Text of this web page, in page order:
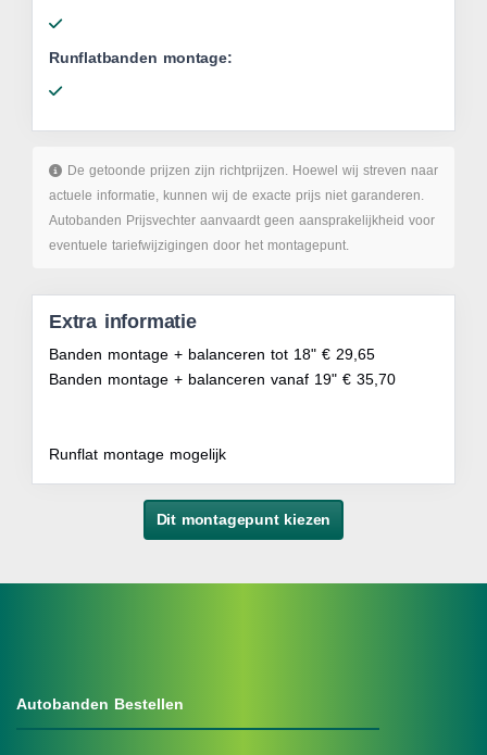
Runflatbanden montage:
De getoonde prijzen zijn richtprijzen. Hoewel wij streven naar
actuele informatie, kunnen wij de exacte prijs niet garanderen.
Autobanden Prijsvechter aanvaardt geen aansprakelijkheid voor
eventuele tariefwijzigingen door het montagepunt.
Extra informatie
Banden montage + balanceren tot 18" € 29,65
Banden montage + balanceren vanaf 19" € 35,70
Runflat montage mogelijk
Dit montagepunt kiezen
Autobanden Bestellen